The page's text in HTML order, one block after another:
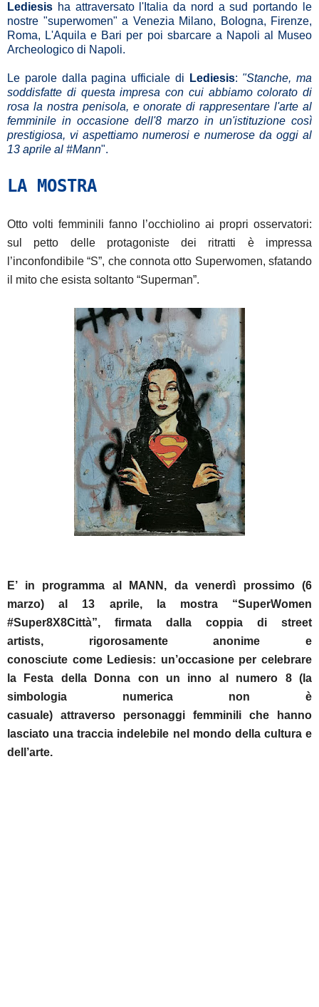
Lediesis ha attraversato l'Italia da nord a sud portando le
nostre "superwomen" a Venezia Milano, Bologna, Firenze,
Roma, L'Aquila e Bari per poi sbarcare a Napoli al Museo
Archeologico di Napoli.
Le parole dalla pagina ufficiale di Lediesis: "Stanche, ma
soddisfatte di questa impresa con cui abbiamo colorato di
rosa la nostra penisola, e onorate di rappresentare l'arte al
femminile in occasione dell'8 marzo in un'istituzione così
prestigiosa, vi aspettiamo numerosi e numerose da oggi al
13 aprile al #Mann".
LA MOSTRA
Otto volti femminili fanno l’occhiolino ai propri osservatori:
sul petto delle protagoniste dei ritratti è impressa
l’inconfondibile “S”, che connota otto Superwomen, sfatando
il mito che esista soltanto “Superman”.
E’ in programma al MANN, da venerdì prossimo (6
marzo) al 13 aprile, la mostra “SuperWomen
#Super8X8Città”, firmata dalla coppia di street
artists, rigorosamente anonime e
conosciute come Lediesis: un’occasione per celebrare
la Festa della Donna con un inno al numero 8(la
simbologia numerica non è
casuale) attraverso personaggi femminili che hanno
lasciato una traccia indelebile nel mondo della cultura e
dell’arte.